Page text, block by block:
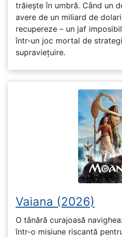
trăiește în umbră. Când un
avere de un miliard de
recupereze – un jaf
într-un joc mortal de
supraviețuire.
Vaiana (2026)
O tânără curajoasă
într-o misiune riscantă